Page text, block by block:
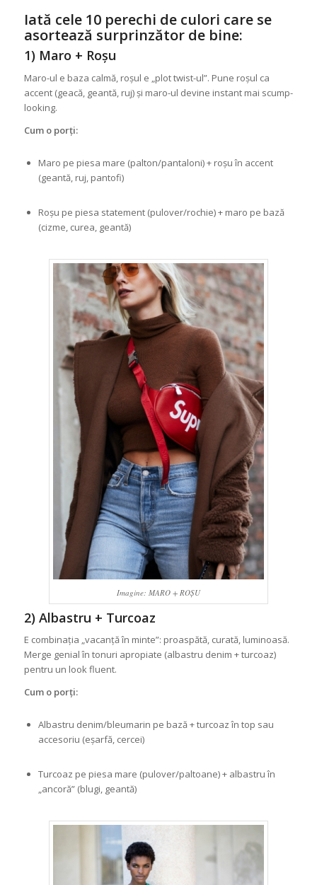
Iată cele 10 perechi de culori care se
asortează surprinzător de bine:
1) Maro + Roșu
Maro-ul e baza calmă, roșul e „plot twist-ul”. Pune roșul ca
accent (geacă, geantă, ruj) și maro-ul devine instant mai scump-
looking.
Cum o porți:
Maro pe piesa mare (palton/pantaloni) + roșu în accent
(geantă, ruj, pantofi)
Roșu pe piesa statement (pulover/rochie) + maro pe bază
(cizme, curea, geantă)
Imagine: MARO + ROȘU
2) Albastru + Turcoaz
E combinația „vacanță în minte”: proaspătă, curată, luminoasă.
Merge genial în tonuri apropiate (albastru denim + turcoaz)
pentru un look fluent.
Cum o porți:
Albastru denim/bleumarin pe bază + turcoaz în top sau
accesoriu (eșarfă, cercei)
Turcoaz pe piesa mare (pulover/paltoane) + albastru în
„ancoră” (blugi, geantă)